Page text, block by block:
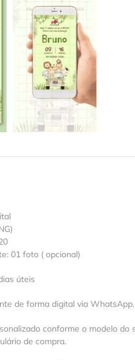
01 foto ( opcional)
úteis
de forma digital via WhatsApp.
conforme o modelo do
de compra.